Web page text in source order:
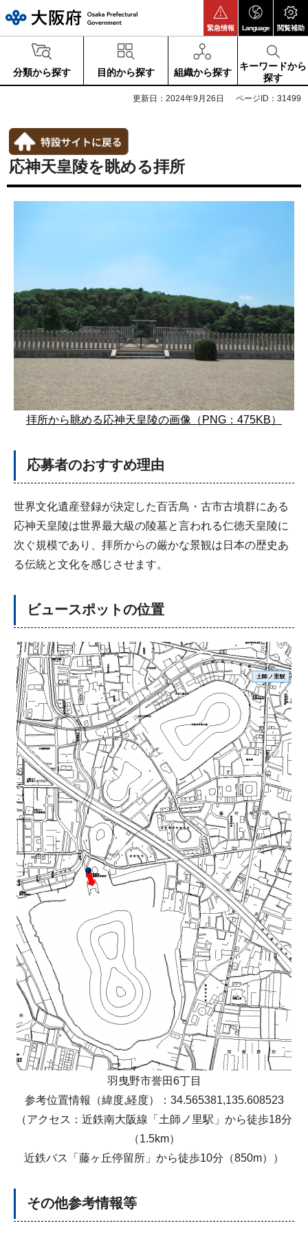
緊急情報 Language 閲覧補助
分類から探す 目的から探す 組織から探す
キーワードから
探す
更新日：2024年9月26日 ページID：31499
応神天皇陵を眺める拝所
拝所から眺める応神天皇陵の画像（PNG：475KB）
応募者のおすすめ理由
世界文化遺産登録が決定した百舌鳥・古市古墳群にある
応神天皇陵は世界最大級の陵墓と言われる仁徳天皇陵に
次ぐ規模であり、拝所からの厳かな景観は日本の歴史あ
る伝統と文化を感じさせます。
ビュースポットの位置
羽曳野市誉田6丁目
参考位置情報（緯度,経度）：34.565381,135.608523
（アクセス：近鉄南大阪線「土師ノ里駅」から徒歩18分
（1.5km）
近鉄バス「藤ヶ丘停留所」から徒歩10分（850m））
その他参考情報等